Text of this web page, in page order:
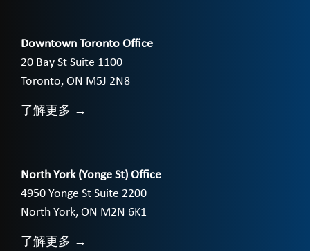
Downtown Toronto Office
20 Bay St Suite 1100
Toronto, ON M5J 2N8
了解更多 →
North York (Yonge St) Office
4950 Yonge St Suite 2200
North York, ON M2N 6K1
了解更多 →